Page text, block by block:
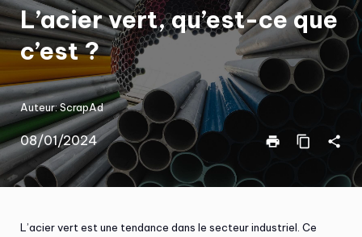
L’acier vert, qu’est-ce que
c’est ?
Auteur:ScrapAd
08/01/2024 print content_copy share
L’acier vert est une tendance dans le secteur industriel. Ce